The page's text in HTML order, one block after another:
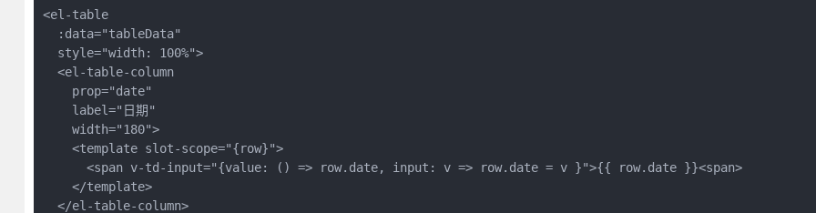
<el-table
  :data="tableData"
  style="width: 100%">
  <el-table-column
    prop="date"
    label="日期"
    width="180">
    <template slot-scope="{row}">
      <span v-td-input="{value: () => row.date, input: v => row.date = v }">{{ row.date }}<span>
    </template>
  </el-table-column>